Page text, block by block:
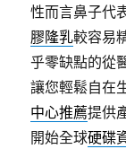
性而言鼻子代
膠隆乳較容易
乎零缺點的從
讓您輕鬆自在
中心推薦提供
開始全球硬碟